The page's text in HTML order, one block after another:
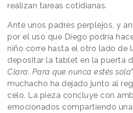
realizan tareas cotidianas.
Ante unos padres perplejos, y
por el uso que Diego podría
niño corre hasta el otro lado de
depositar la tablet en la puerta
Clara. Para que nunca estés sola
muchacho ha dejado junto al
celo. La pieza concluye con
emocionados compartiendo